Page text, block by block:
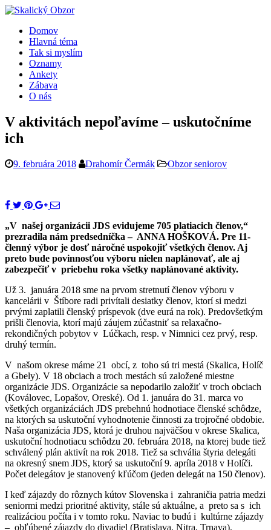
Domov
Hlavná téma
Tak si myslím
Oznamy
Ankety
Zábava
O nás
V aktivitách nepoľavíme – uskutočníme
ich
9. februára 2018 Drahomír Čermák Obzor seniorov
„V našej organizácii JDS evidujeme 705 platiacich členov,“
prezradila nám predsedníčka – ANNA HOŠKOVÁ. Pre 11-
členný výbor je dosť náročné uspokojiť všetkých členov. Aj
preto bude povinnosťou výboru nielen naplánovať, ale aj
zabezpečiť v priebehu roka všetky naplánované aktivity.
Už 3. januára 2018 sme na prvom stretnutí členov výboru v
kancelárii v Štíbore radi privítali desiatky členov, ktorí si medzi
prvými zaplatili členský príspevok (dve eurá na rok). Predovšetkým
prišli členovia, ktorí majú záujem zúčastniť sa relaxačno-
rekondičných pobytov v Lúčkach, resp. v Nimnici cez prvý, resp.
druhý termín.
V našom okrese máme 21 obcí, z toho sú tri mestá (Skalica, Holíč
a Gbely). V 18 obciach a troch mestách sú založené miestne
organizácie JDS. Organizácie sa nepodarilo založiť v troch obciach
(Koválovec, Lopašov, Oreské). Od 1. januára do 31. marca vo
všetkých organizáciách JDS prebehnú hodnotiace členské schôdze,
na ktorých sa uskutoční vyhodnotenie činnosti za trojročné obdobie.
Naša organizácia JDS, ktorá je druhou najväčšou v okrese Skalica,
uskutoční hodnotiacu schôdzu 20. februára 2018, na ktorej bude tiež
schválený plán aktivít na rok 2018. Tiež sa schvália štyria delegáti
na okresný snem JDS, ktorý sa uskutoční 9. apríla 2018 v Holíči.
Počet delegátov je stanovený kľúčom (jeden delegát na 150 členov).
I keď zájazdy do rôznych kútov Slovenska i zahraničia patria medzi
seniormi medzi prioritné aktivity, stále sú aktuálne, a preto sa s ich
realizáciou počíta i v tomto roku. Naviac to budú i kultúrne zájazdy
– obľúbené zájazdy do divadiel (Bratislava, Nitra, Trnava).